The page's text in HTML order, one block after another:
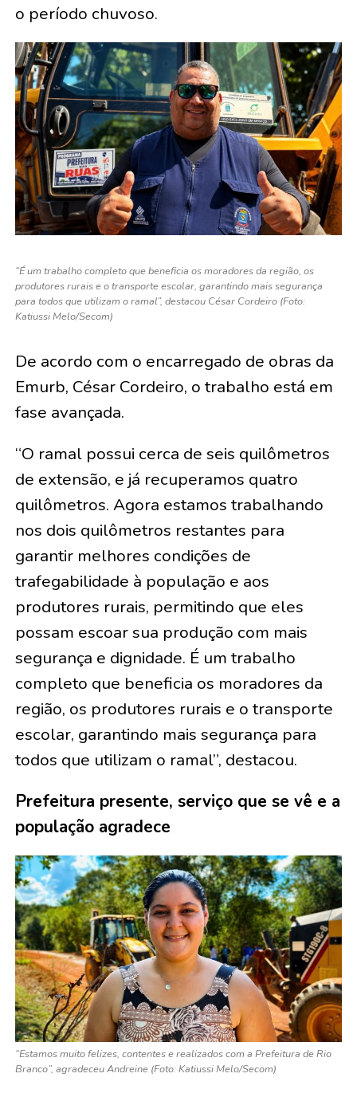
o período chuvoso.
“É um trabalho completo que beneficia os moradores da região, os
produtores rurais e o transporte escolar, garantindo mais segurança
para todos que utilizam o ramal”, destacou César Cordeiro (Foto:
Katiussi Melo/Secom)
De acordo com o encarregado de obras da
Emurb, César Cordeiro, o trabalho está em
fase avançada.
“O ramal possui cerca de seis quilômetros
de extensão, e já recuperamos quatro
quilômetros. Agora estamos trabalhando
nos dois quilômetros restantes para
garantir melhores condições de
trafegabilidade à população e aos
produtores rurais, permitindo que eles
possam escoar sua produção com mais
segurança e dignidade. É um trabalho
completo que beneficia os moradores da
região, os produtores rurais e o transporte
escolar, garantindo mais segurança para
todos que utilizam o ramal”, destacou.
Prefeitura presente, serviço que se vê e a
população agradece
“Estamos muito felizes, contentes e realizados com a Prefeitura de Rio
Branco”, agradeceu Andreine (Foto: Katiussi Melo/Secom)